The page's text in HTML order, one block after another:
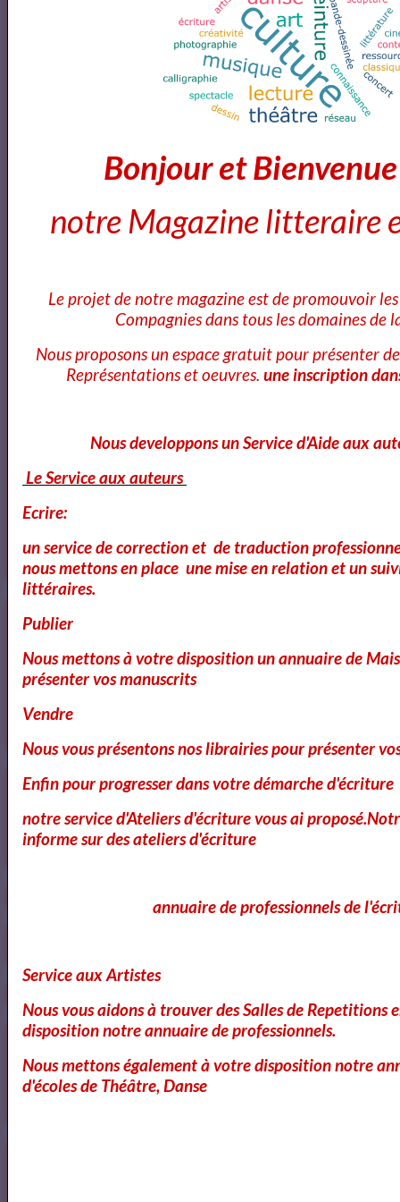
Concert | La Classe d'Excellence de Violoncelle -
Promotion V (Concert de clôture)
À une robe rose - Théophile Gautier lu par Yvon Jean
Dom Juan de Molière
Le Cid - Pierre Corneille ( AudioBook FR )
les video du jour
Bibliothéque Audio des livres de Théâtre
Bibliothéque audio Poésie
Notre Bibliothéque Théâtrale
Vidéos
Bibliothéque des Pièces de Théâtre
Bonjour et
notre Magazine litteraire
Le projet de notre magazine est de promouvoir
Compagnies dans tous les domaines de
Nous proposons un espace gratuit pour présenter
Représentations et oeuvres. une inscription
Nous developpons un Service d'Aide aux
Le Service aux auteurs
Ecrire:
un service de correction et de traduction
nous mettons en place une mise en relation et un
littéraires.
Publier
Nous mettons à votre disposition un annuaire de
présenter vos manuscrits
Vendre
Nous vous présentons nos librairies pour présenter
Enfin pour progresser dans votre démarche d'écriture
notre service d'Ateliers d'écriture vous ai
informe sur des ateliers d'écriture
annuaire de professionnels de
Service aux Artistes
Nous vous aidons à trouver des Salles de Repetitions
disposition notre annuaire de professionnels.
Nous mettons également à votre disposition notre
d'écoles de Théâtre, Danse